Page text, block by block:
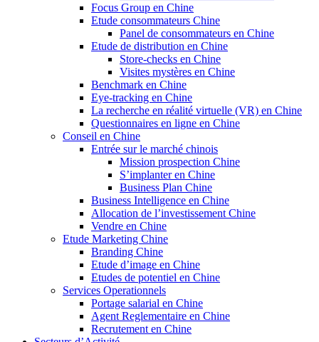
Focus Group en Chine
Etude consommateurs Chine
Panel de consommateurs en Chine
Etude de distribution en Chine
Store-checks en Chine
Visites mystères en Chine
Benchmark en Chine
Eye-tracking en Chine
La recherche en réalité virtuelle (VR) en Chine
Questionnaires en ligne en Chine
Conseil en Chine
Entrée sur le marché chinois
Mission prospection Chine
S’implanter en Chine
Business Plan Chine
Business Intelligence en Chine
Allocation de l’investissement Chine
Vendre en Chine
Etude Marketing Chine
Branding Chine
Etude d’image en Chine
Etudes de potentiel en Chine
Services Operationnels
Portage salarial en Chine
Agent Reglementaire en Chine
Recrutement en Chine